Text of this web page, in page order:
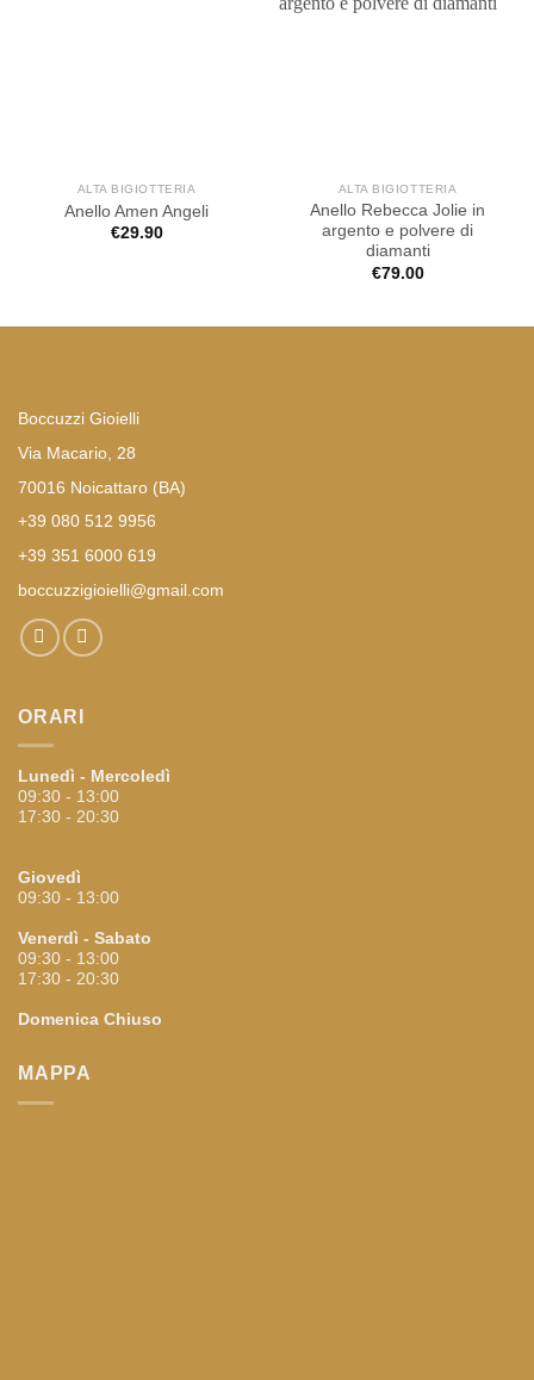
ALTA BIGIOTTERIA
Anello Amen Angeli
€29.90
ALTA BIGIOTTERIA
Anello Rebecca Jolie in
argento e polvere di
diamanti
€79.00
Boccuzzi Gioielli
Via Macario, 28
70016 Noicattaro (BA)
+39 080 512 9956
+39 351 6000 619
boccuzzigioielli@gmail.com
ORARI
Lunedì - Mercoledì
09:30 - 13:00
17:30 - 20:30
Giovedì
09:30 - 13:00
Venerdì - Sabato
09:30 - 13:00
17:30 - 20:30
Domenica Chiuso
MAPPA